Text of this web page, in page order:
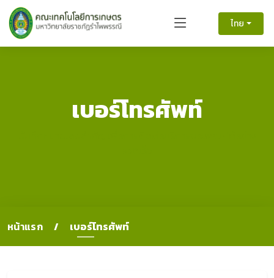
ไทย
เบอร์โทรศัพท์
หน้าแรก เบอร์โทรศัพท์